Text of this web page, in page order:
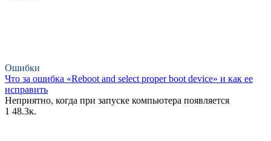
Ошибки
Что за ошибка «Reboot and select proper boot device» и как ее
исправить
Неприятно, когда при запуске компьютера появляется
1 48.3к.